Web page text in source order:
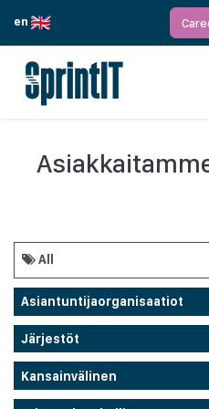
en
All
Asiantuntijaorganisaatiot
Järjestöt
Kansainvälinen